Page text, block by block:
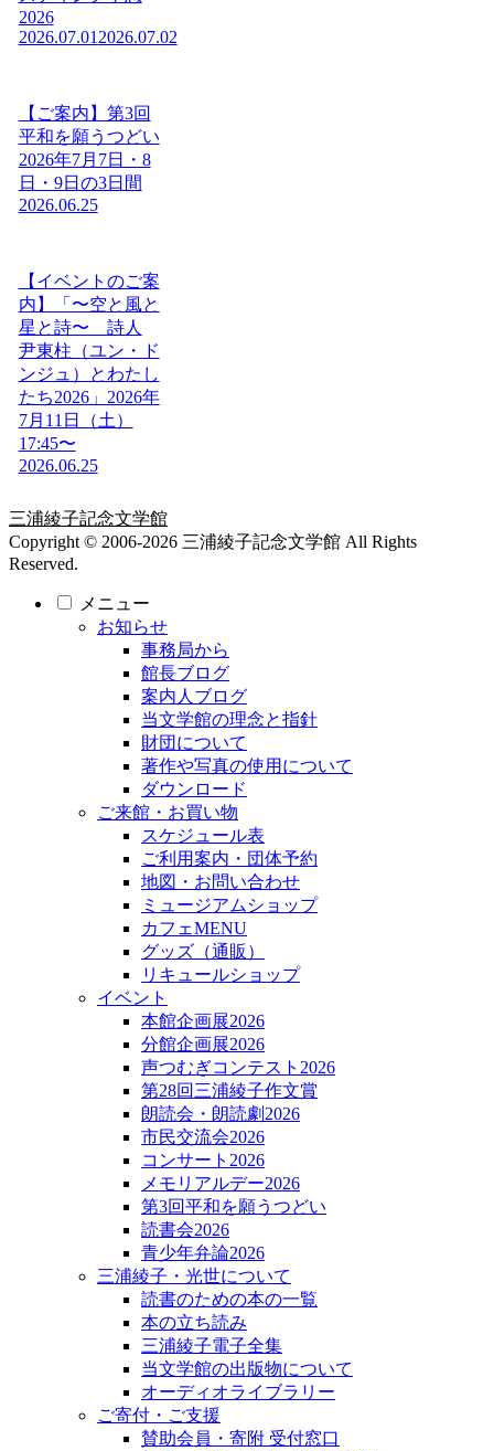
2026
2026.07.01 2026.07.02
【ご案内】第3回
平和を願うつどい
2026年7月7日・8
日・9日の3日間
2026.06.25
【イベントのご案
内】「〜空と風と
星と詩〜 詩人
尹東柱（ユン・ド
ンジュ）とわたし
たち2026」2026年
7月11日（土）
17:45〜
2026.06.25
三浦綾子記念文学館
Copyright © 2006-2026 三浦綾子記念文学館 All Rights
Reserved.
メニュー
お知らせ
事務局から
館長ブログ
案内人ブログ
当文学館の理念と指針
財団について
著作や写真の使用について
ダウンロード
ご来館・お買い物
スケジュール表
ご利用案内・団体予約
地図・お問い合わせ
ミュージアムショップ
カフェMENU
グッズ（通販）
リキュールショップ
イベント
本館企画展2026
分館企画展2026
声つむぎコンテスト2026
第28回三浦綾子作文賞
朗読会・朗読劇2026
市民交流会2026
コンサート2026
メモリアルデー2026
第3回平和を願うつどい
読書会2026
青少年弁論2026
三浦綾子・光世について
読書のための本の一覧
本の立ち読み
三浦綾子電子全集
当文学館の出版物について
オーディオライブラリー
ご寄付・ご支援
賛助会員・寄附 受付窓口